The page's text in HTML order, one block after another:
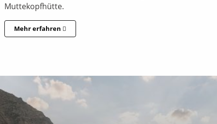
Muttekopfhütte.
Mehr erfahren